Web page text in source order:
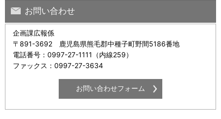
お問い合わせ
企画課広報係
〒891-3692 鹿児島県熊毛郡中種子町野間5186番地
電話番号：0997-27-1111（内線259）
ファックス：0997-27-3634